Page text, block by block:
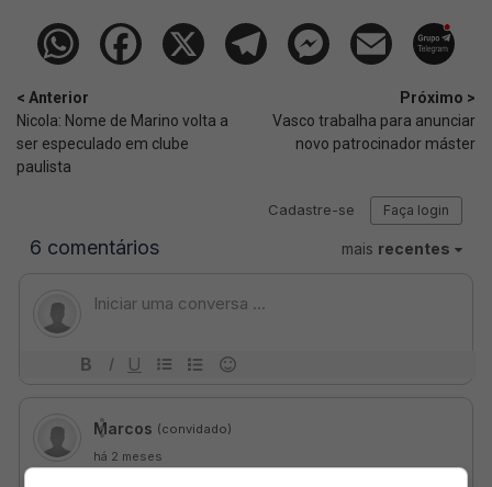
< Anterior
Nicola: Nome de Marino volta a
ser especulado em clube
paulista
Próximo >
Vasco trabalha para anunciar
novo patrocinador máster